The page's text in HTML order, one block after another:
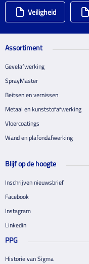
Veiligheid
Assortiment
Gevelafwerking
SprayMaster
Beitsen en vernissen
Metaal en kunststofafwerking
Vloercoatings
Wand en plafondafwerking
Blijf op de hoogte
Inschrijven nieuwsbrief
Facebook
Instagram
Linkedin
PPG
Historie van Sigma